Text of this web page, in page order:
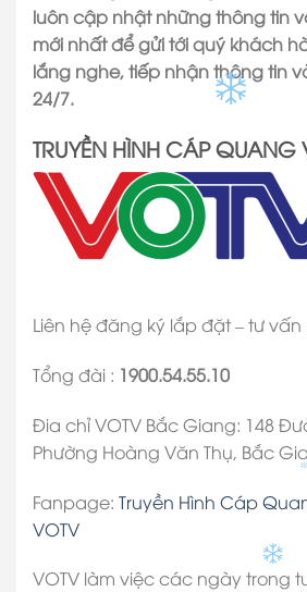
luôn cập nhật những thông tin
mới nhất để gửi tới quý khách
lắng nghe, tiếp nhận thông tin
24/7.
TRUYỀN HÌNH CÁP QUANG
Liên hệ đăng ký lắp đặt – tư vấn
Tổng đài : 1900.54.55.10
Đia chỉ VOTV Bắc Giang: 148
Phường Hoàng Văn Thụ, Bắc
Fanpage: Truyền Hình Cáp
VOTV
VOTV làm việc các ngày trong